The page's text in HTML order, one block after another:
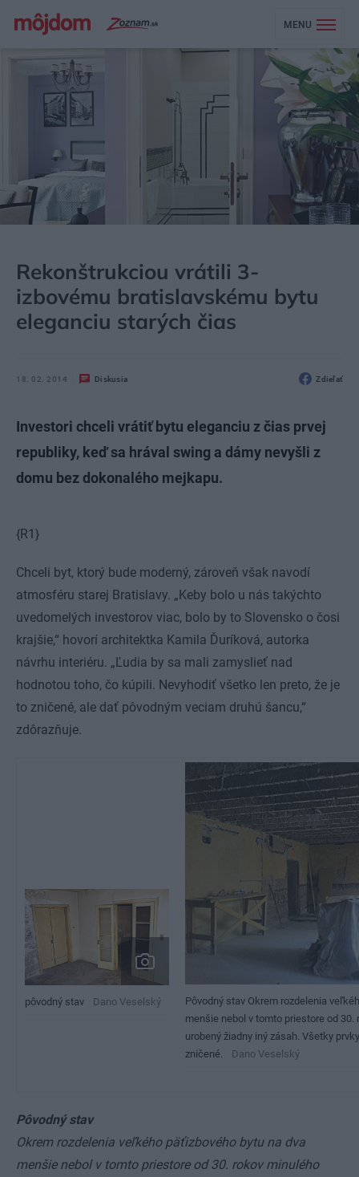
MENU
Rekonštrukciou vrátili 3-
izbovému bratislavskému bytu
eleganciu starých čias
18. 02. 2014 Diskusia Zdieľať
Investori chceli vrátiť bytu eleganciu z čias prvej
republiky, keď sa hrával swing a dámy nevyšli z
domu bez dokonalého mejkapu.
{R1}
Chceli byt, ktorý bude moderný, zároveň však navodí
atmosféru starej Bratislavy. „Keby bolo u nás takýchto
uvedomelých investorov viac, bolo by to Slovensko o čosi
krajšie,“ hovorí architektka Kamila Ďuríková, autorka
návrhu interiéru. „Ľudia by sa mali zamyslieť nad
hodnotou toho, čo kúpili. Nevyhodiť všetko len preto, že je
to zničené, ale dať pôvodným veciam druhú šancu,“
zdôrazňuje.
pôvodný stav Dano Veselský
Pôvodný stav Okrem rozdelenia
menšie nebol v tomto priestore od
urobený žiadny iný zásah. Všetky
zničené.
Dano Veselský
Pôvodný stav
Okrem rozdelenia veľkého päťizbového bytu na dva
menšie nebol v tomto priestore od 30. rokov minulého